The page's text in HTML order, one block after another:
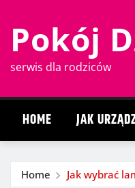
content
Pokój
serwis dla rodziców
HOME JAK
Home Jak wybrać